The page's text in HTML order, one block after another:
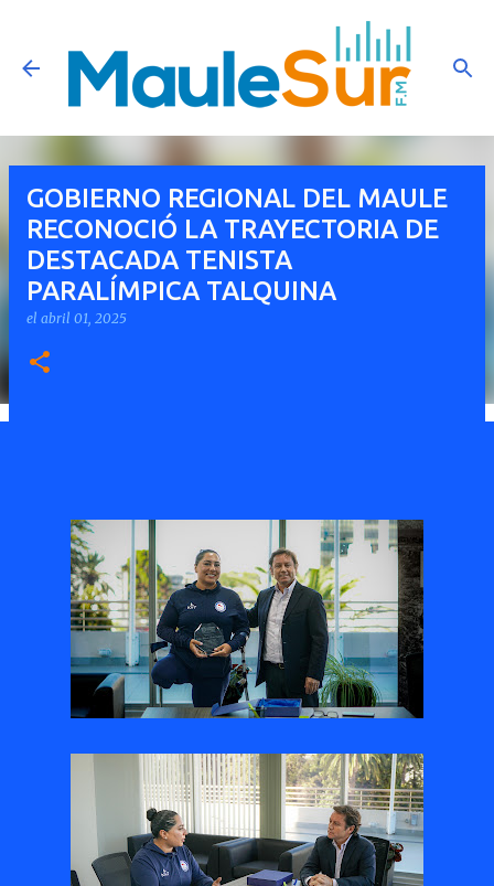
Ir al contenido principal
GOBIERNO REGIONAL DEL MAULE
RECONOCIÓ LA TRAYECTORIA DE
DESTACADA TENISTA
PARALÍMPICA TALQUINA
el abril 01, 2025